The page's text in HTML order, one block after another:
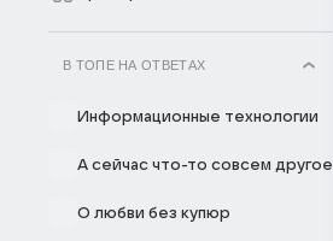
В ТОПЕ НА ОТВЕТАХ
Информационные технологии
А сейчас что-то совсем другое
О любви без купюр